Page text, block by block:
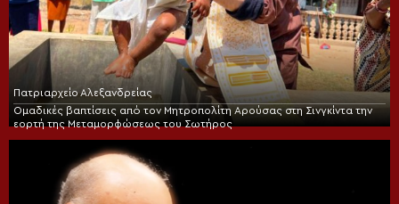
Πατριαρχείο Αλεξανδρείας
Ομαδικές βαπτίσεις από τον Μητροπολίτη Αρούσας στη Σινγκίντα την
εορτή της Μεταμορφώσεως του Σωτήρος